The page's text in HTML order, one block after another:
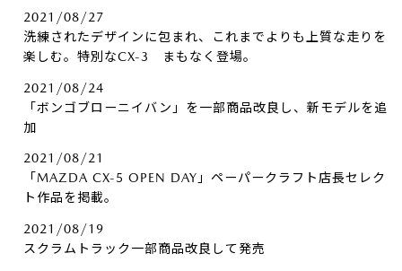
2021/08/27
洗練されたデザインに包まれ、これまでよりも上質な走りを
楽しむ。特別なCX-3 まもなく登場。
2021/08/24
「ボンゴブローニイバン」を一部商品改良し、新モデルを追
加
2021/08/21
「MAZDA CX-5 OPEN DAY」ペーパークラフト店長セレク
ト作品を掲載。
2021/08/19
スクラムトラック一部商品改良して発売